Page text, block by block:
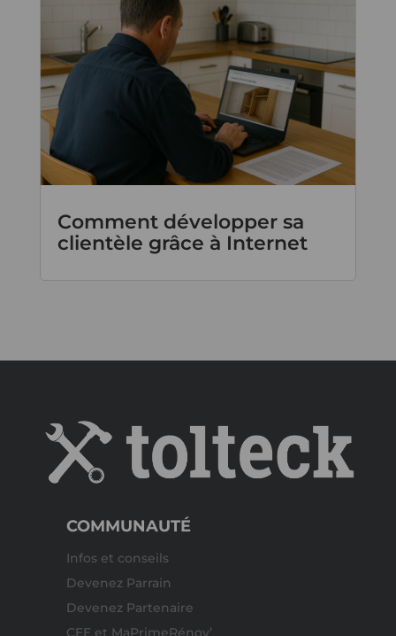
Comment développer sa
clientèle grâce à Internet
COMMUNAUTÉ
Infos et conseils
Devenez Parrain
Devenez Partenaire
CEE et MaPrimeRénov’